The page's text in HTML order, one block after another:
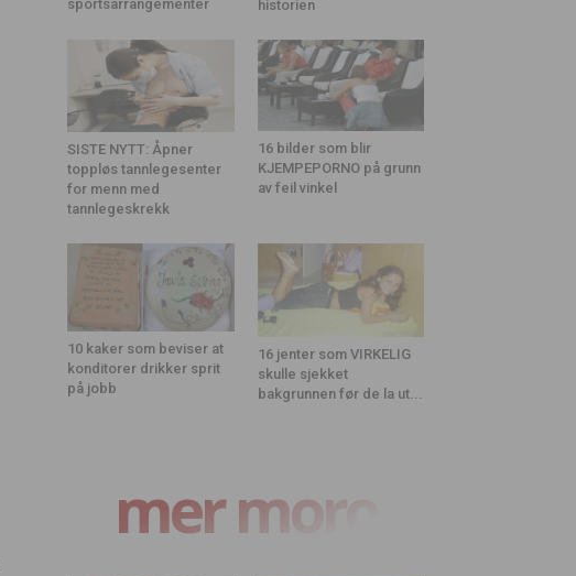
sportsarrangementer
historien
SISTE NYTT: Åpner
toppløs tannlegesenter
for menn med
tannlegeskrekk
16 bilder som blir
KJEMPEPORNO på grunn
av feil vinkel
10 kaker som beviser at
konditorer drikker sprit
på jobb
16 jenter som VIRKELIG
skulle sjekket
bakgrunnen før de la ut...
mer moro